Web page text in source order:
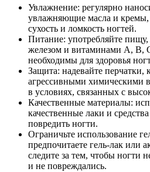
Увлажнение: регулярно
увлажняющие масла и кремы,
сухость и ломкость ногтей.
Питание: употребляйте
железом и витаминами A, B,
необходимы для здоровья
Защита: надевайте перчатки,
агрессивными химическими
в условиях, связанных с
Качественные материалы:
качественные лаки и
повредить ногти.
Ограничьте использование
предпочитаете гель-лак или
следите за тем, чтобы ногти
и не повреждались.